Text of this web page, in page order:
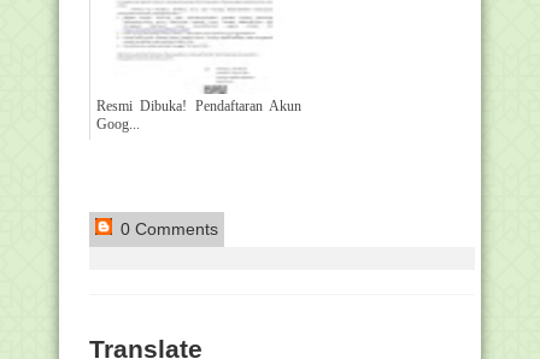
Resmi Dibuka! Pendaftaran Akun
Goog...
0 Comments
Translate